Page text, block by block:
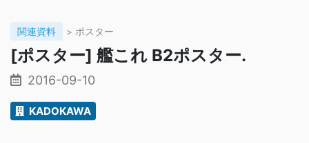
関連資料 > ポスター
[ポスター] 艦これ B2ポスター.
2016-09-10
KADOKAWA